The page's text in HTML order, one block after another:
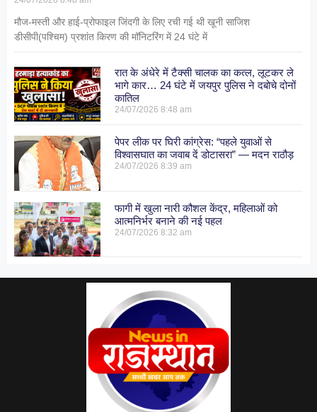
मौज-मस्ती और हाई-प्रोफाइल जिंदगी के लिए रची गई थी खूनी साजिश
डीसीपी(पश्चिम) प्रशांत किरण की मॉनिटरिंग में 24 घंटे में
रात के अंधेरे में टैक्सी चालक का कत्ल, लूटकर ले
भागे कार… 24 घंटे में जयपुर पुलिस ने दबोचे दोनों
कातिल
24/07/20268:48 am
पेपर लीक पर घिरी कांग्रेस: “पहले युवाओं से
विश्वासघात का जवाब दें डोटासरा” — मदन राठौड़
24/07/20268:39 am
फागी में खुला नारी कौशल केंद्र, महिलाओं को
आत्मनिर्भर बनाने की नई पहल
24/07/20268:32 am